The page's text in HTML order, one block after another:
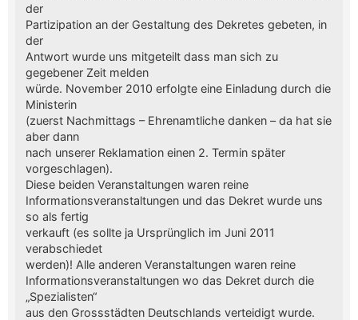
der
Partizipation an der Gestaltung des Dekretes gebeten, in
der
Antwort wurde uns mitgeteilt dass man sich zu
gegebener Zeit melden
würde. November 2010 erfolgte eine Einladung durch die
Ministerin
(zuerst Nachmittags – Ehrenamtliche danken – da hat sie
aber dann
nach unserer Reklamation einen 2. Termin später
vorgeschlagen).
Diese beiden Veranstaltungen waren reine
Informationsveranstaltungen und das Dekret wurde uns
so als fertig
verkauft (es sollte ja Ursprünglich im Juni 2011
verabschiedet
werden)! Alle anderen Veranstaltungen waren reine
Informationsveranstaltungen wo das Dekret durch die
„Spezialisten“
aus den Grossstädten Deutschlands verteidigt wurde.